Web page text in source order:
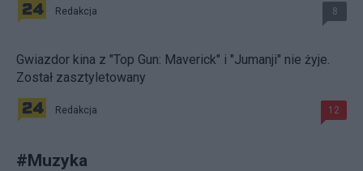
Redakcja 8
Gwiazdor kina z "Top Gun: Maverick" i "Jumanji" nie żyje.
Został zasztyletowany
Redakcja 12
#Muzyka